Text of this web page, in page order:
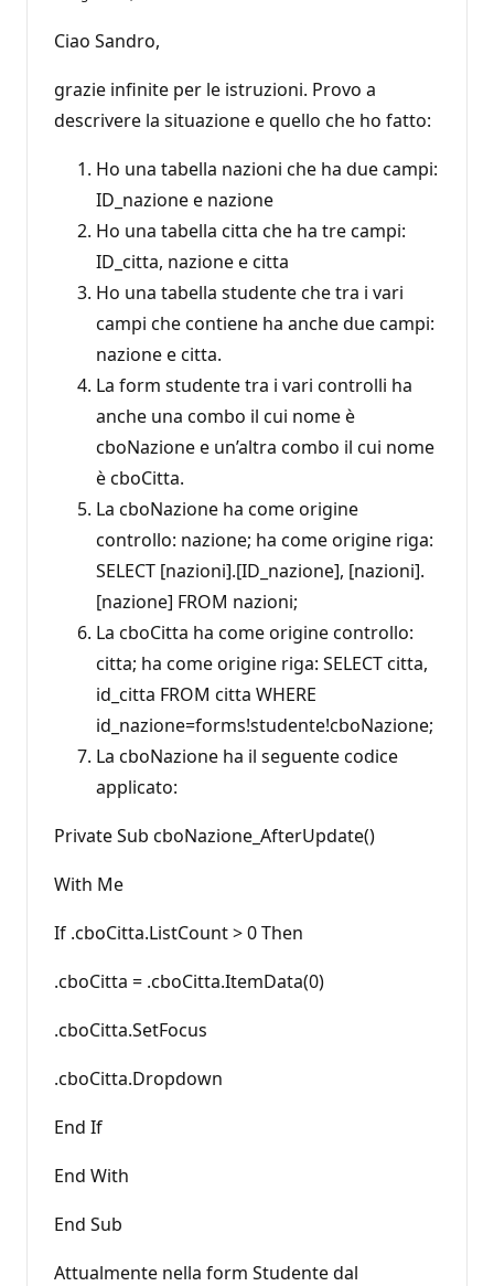
Ciao Sandro,
grazie infinite per le istruzioni. Provo a
descrivere la situazione e quello che ho fatto:
Ho una tabella nazioni che ha due campi:
ID_nazione e nazione
Ho una tabella citta che ha tre campi:
ID_citta, nazione e citta
Ho una tabella studente che tra i vari
campi che contiene ha anche due campi:
nazione e citta.
La form studente tra i vari controlli ha
anche una combo il cui nome è
cboNazione e un’altra combo il cui nome
è cboCitta.
La cboNazione ha come origine
controllo: nazione; ha come origine riga:
SELECT [nazioni].[ID_nazione], [nazioni].
[nazione] FROM nazioni;
La cboCitta ha come origine controllo:
citta; ha come origine riga: SELECT citta,
id_citta FROM citta WHERE
id_nazione=forms!studente!cboNazione;
La cboNazione ha il seguente codice
applicato:
Private Sub cboNazione_AfterUpdate()
With Me
If .cboCitta.ListCount > 0 Then
.cboCitta = .cboCitta.ItemData(0)
.cboCitta.SetFocus
.cboCitta.Dropdown
End If
End With
End Sub
Attualmente nella form Studente dal